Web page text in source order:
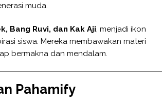
muda.
Bang Ruvi, dan Kak Aji, menjadi ikon
siswa. Mereka membawakan materi
bermakna dan mendalam.
Pahamify